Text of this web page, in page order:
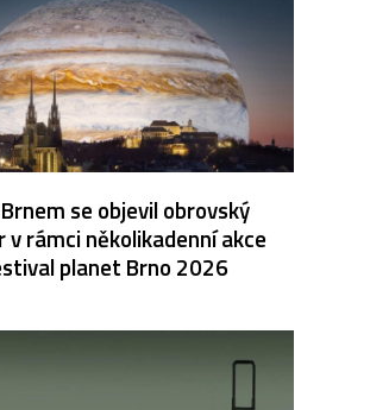
se objevil obrovský
v rámci několikadenní akce
planet Brno 2026